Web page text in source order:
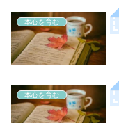
本心を育む
本心を育む